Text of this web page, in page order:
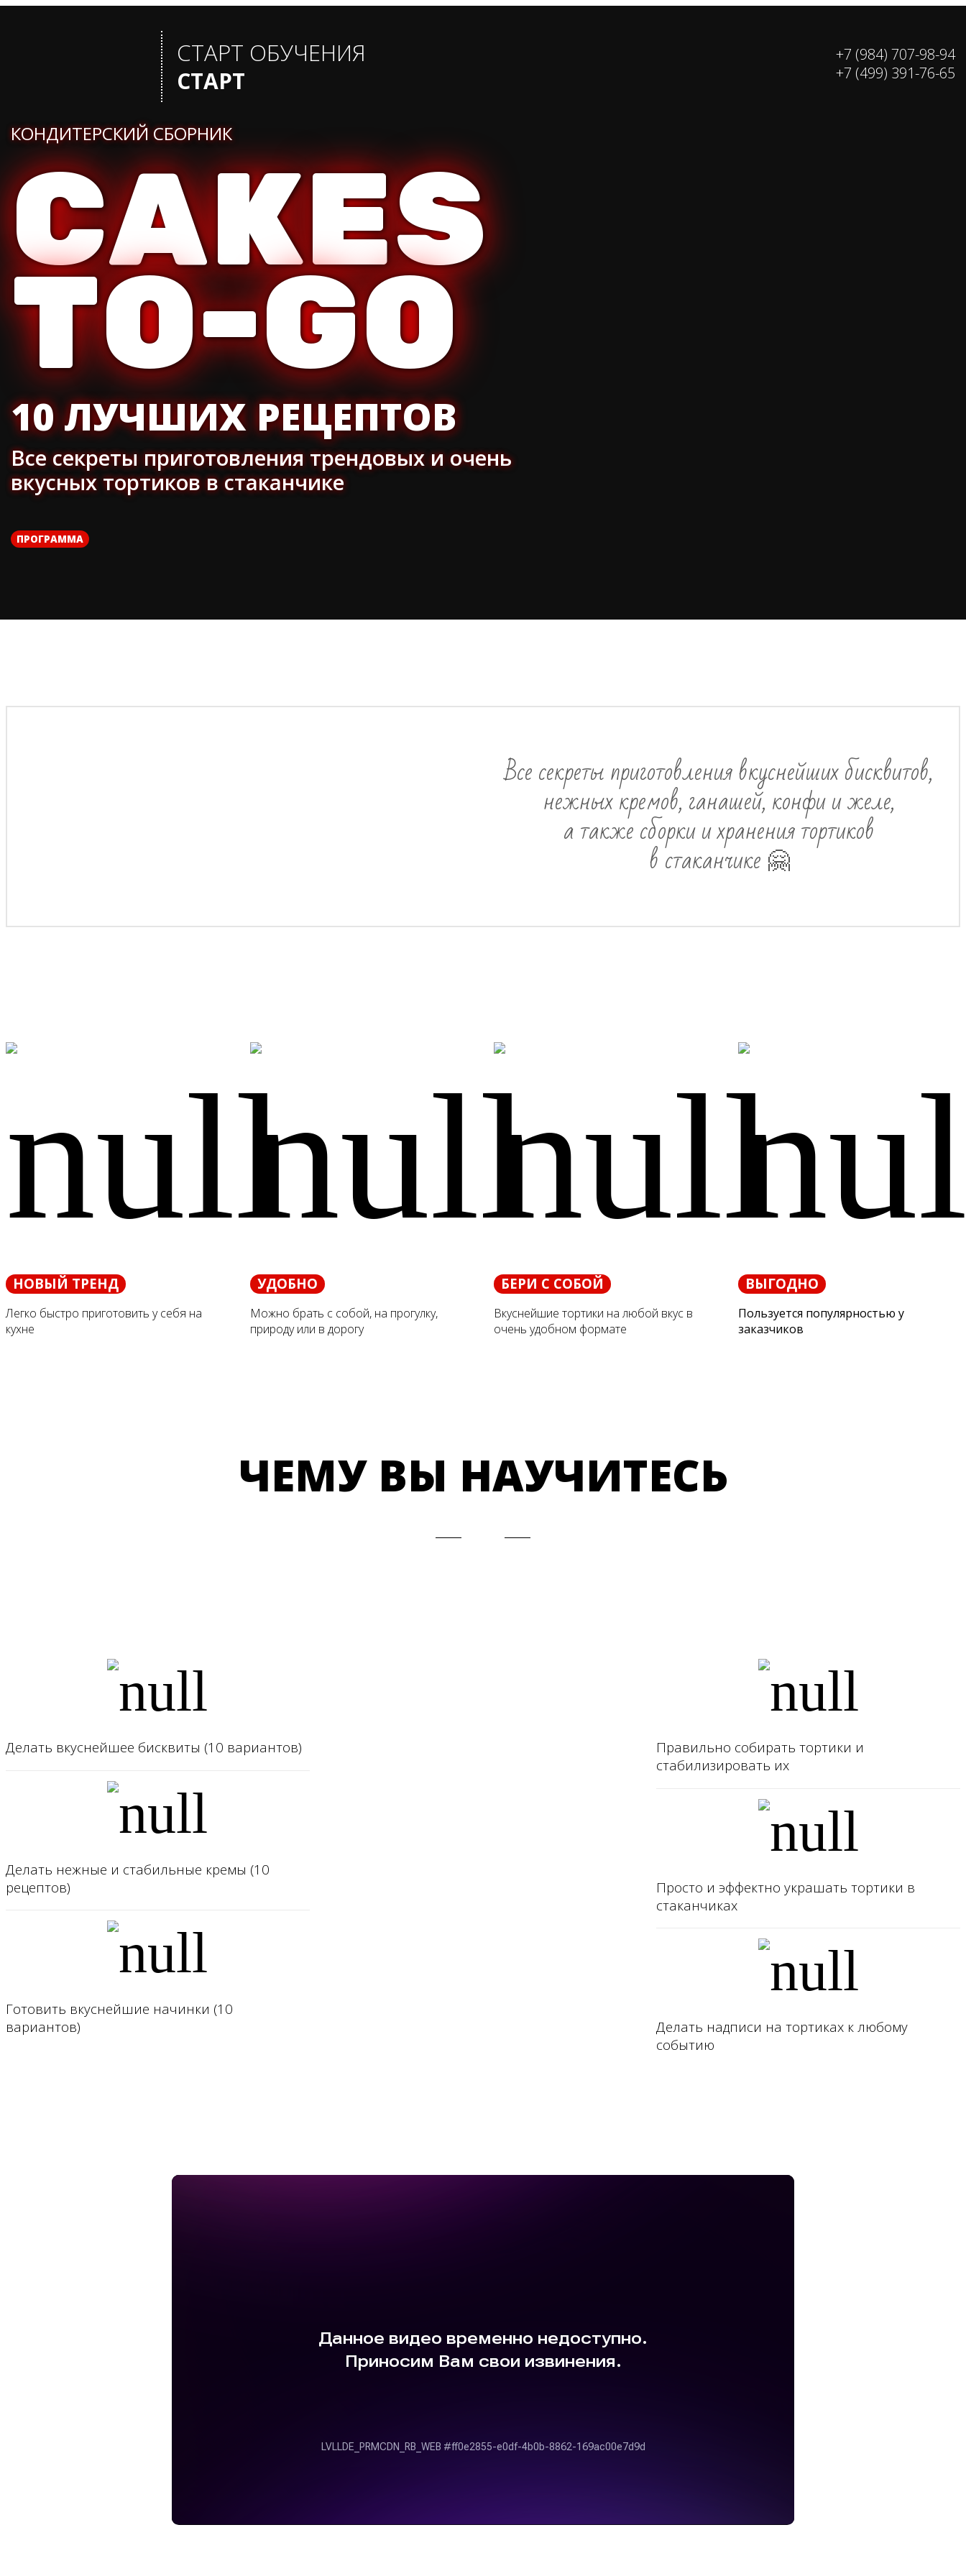
СТАРТ ОБУЧЕНИЯ
СТАРТ
+7 (984) 707-98-94
+7 (499) 391-76-65
КОНДИТЕРСКИЙ СБОРНИК
CAKES
TO-GO
10 ЛУЧШИХ РЕЦЕПТОВ
Все секреты приготовления трендовых и очень
вкусных тортиков в стаканчике
ПРОГРАММА
Все секреты приготовления вкуснейших бисквитов,
нежных кремов, ганашей, конфи и желе,
а также сборки и хранения тортиков
в стаканчике 🤗
НОВЫЙ ТРЕНД
Легко быстро приготовить у себя на
кухне
УДОБНО
Можно брать с собой, на прогулку,
природу или в дорогу
БЕРИ С СОБОЙ
Вкуснейшие тортики на любой вкус в
очень удобном формате
ВЫГОДНО
Пользуется популярностью у
заказчиков
ЧЕМУ ВЫ НАУЧИТЕСЬ
Делать вкуснейшее бисквиты (10 вариантов)
Делать нежные и стабильные кремы (10
рецептов)
Готовить вкуснейшие начинки (10
вариантов)
Правильно собирать тортики и
стабилизировать их
Просто и эффектно украшать тортики в
стаканчиках
Делать надписи на тортиках к любому
событию